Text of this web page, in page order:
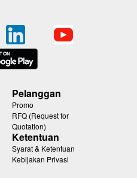
Pelanggan
Promo
RFQ (Request for
Quotation)
Ketentuan
Syarat & Ketentuan
Kebijakan Privasi